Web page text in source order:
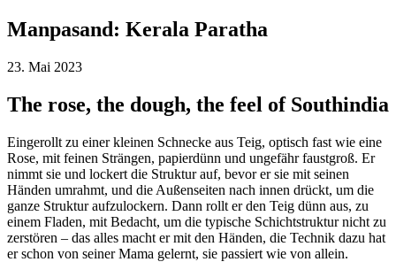
Manpasand: Kerala Paratha
23. Mai 2023
The rose, the dough, the feel of Southindia
Eingerollt zu einer kleinen Schnecke aus Teig, optisch fast wie eine
Rose, mit feinen Strängen, papierdünn und ungefähr faustgroß. Er
nimmt sie und lockert die Struktur auf, bevor er sie mit seinen
Händen umrahmt, und die Außenseiten nach innen drückt, um die
ganze Struktur aufzulockern. Dann rollt er den Teig dünn aus, zu
einem Fladen, mit Bedacht, um die typische Schichtstruktur nicht zu
zerstören – das alles macht er mit den Händen, die Technik dazu hat
er schon von seiner Mama gelernt, sie passiert wie von allein.